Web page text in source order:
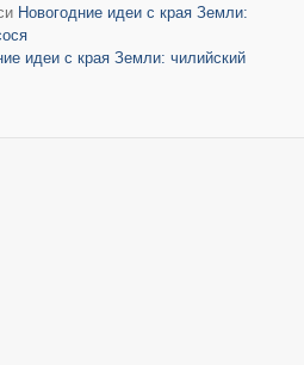
Новогодние идеи с края Земли:
идеи с края Земли: чилийский